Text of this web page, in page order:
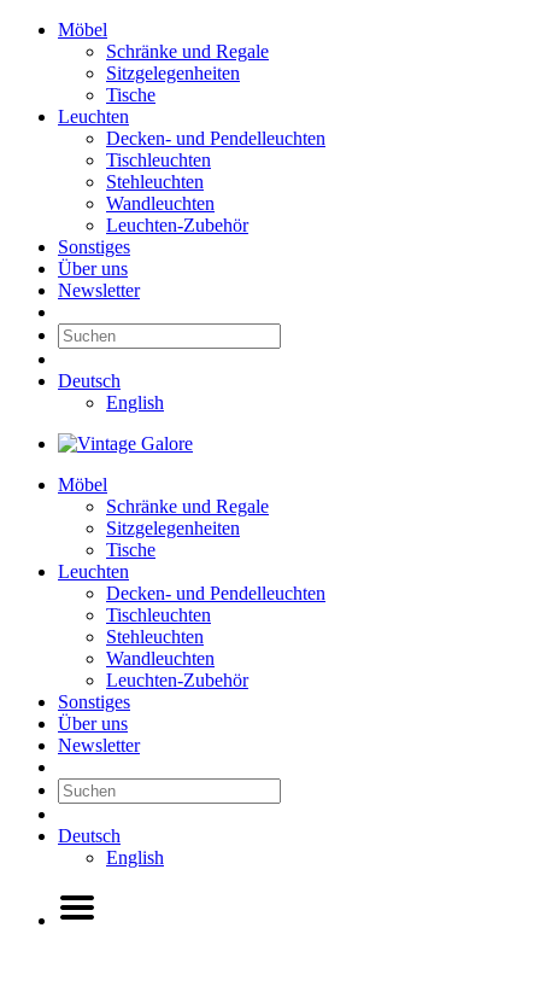
Möbel
Schränke und Regale
Sitzgelegenheiten
Tische
Leuchten
Decken- und Pendelleuchten
Tischleuchten
Stehleuchten
Wandleuchten
Leuchten-Zubehör
Sonstiges
Über uns
Newsletter
Deutsch
English
Möbel
Schränke und Regale
Sitzgelegenheiten
Tische
Leuchten
Decken- und Pendelleuchten
Tischleuchten
Stehleuchten
Wandleuchten
Leuchten-Zubehör
Sonstiges
Über uns
Newsletter
Deutsch
English